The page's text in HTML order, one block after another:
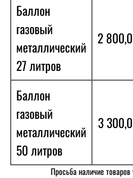
Баллон
газовый
металлический
27 литров
2
Баллон
газовый
металлический
50 литров
3
Просьба наличие товаров